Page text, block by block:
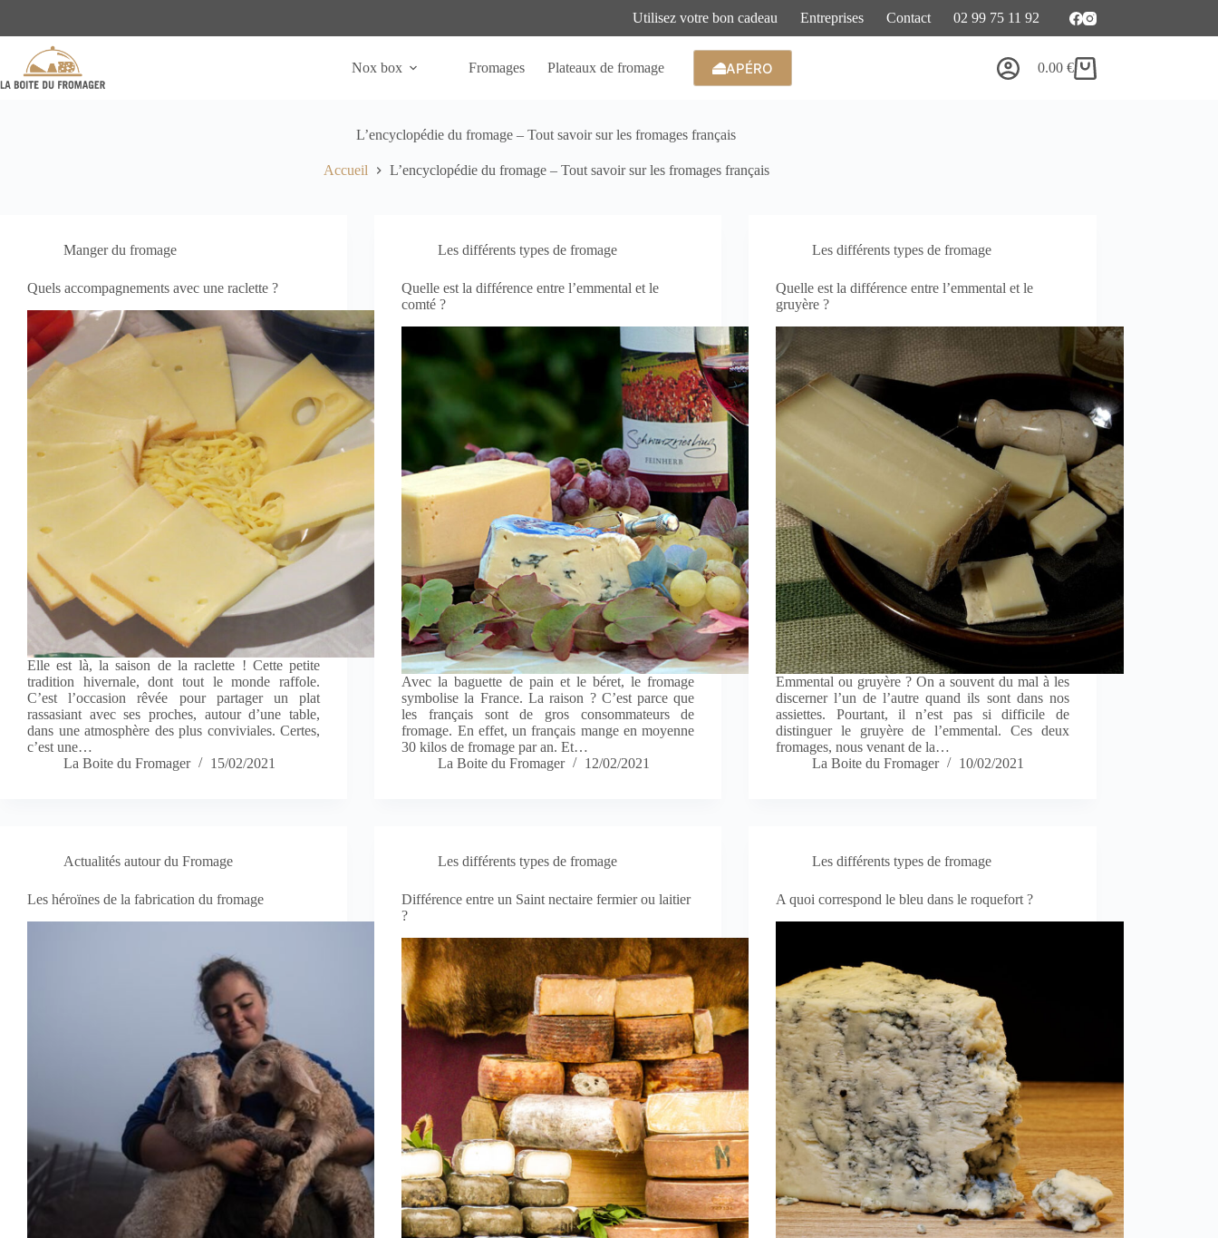
contenu
Utilisez votre bon cadeau Entreprises Contact 02 99 75 11 92
Nox box Fromages Plateaux de fromage APÉRO
Panier
0.00 €
L’encyclopédie du fromage – Tout savoir sur les fromages français
Accueil L’encyclopédie du fromage – Tout savoir sur les fromages français
Manger du fromage
Quels accompagnements avec une raclette ?
Elle est là, la saison de la raclette ! Cette petite
tradition hivernale, dont tout le monde raffole.
C’est l’occasion rêvée pour partager un plat
rassasiant avec ses proches, autour d’une table,
dans une atmosphère des plus conviviales. Certes,
c’est une…
La Boite du Fromager
15/02/2021
Les différents types de fromage
Quelle est la différence entre l’emmental et le
comté ?
Avec la baguette de pain et le béret, le fromage
symbolise la France. La raison ? C’est parce que
les français sont de gros consommateurs de
fromage. En effet, un français mange en moyenne
30 kilos de fromage par an. Et…
La Boite du Fromager
12/02/2021
Les différents types de fromage
Quelle est la différence entre l’emmental et le
gruyère ?
Emmental ou gruyère ? On a souvent du mal à les
discerner l’un de l’autre quand ils sont dans nos
assiettes. Pourtant, il n’est pas si difficile de
distinguer le gruyère de l’emmental. Ces deux
fromages, nous venant de la…
La Boite du Fromager
10/02/2021
Actualités autour du Fromage
Les héroïnes de la fabrication du fromage
Les différents types de fromage
Différence entre un Saint nectaire fermier ou laitier
?
Les différents types de fromage
A quoi correspond le bleu dans le roquefort ?